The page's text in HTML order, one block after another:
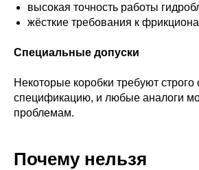
высокая точность работы
жёсткие требования к
Специальные допуски
Некоторые коробки требуют
спецификацию, и любые аналоги
проблемам.
Почему нельзя